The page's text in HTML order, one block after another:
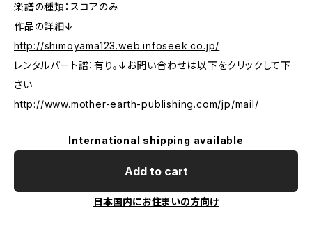
楽譜の種類：スコアのみ
作品の詳細↓
http://shimoyama123.web.infoseek.co.jp/
レンタルパート譜：有り。↓お問い合わせは以下をクリックして下
さい
http://www.mother-earth-publishing.com/jp/mail/
International shipping available
Add to cart
日本国内にお住まいの方向け